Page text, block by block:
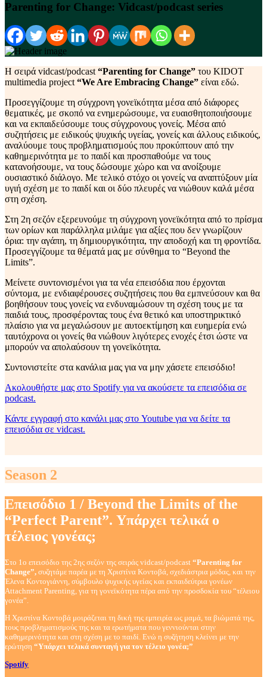
Parenting for Change: Vidcast/podcast series
Η σειρά vidcast/podcast “Parenting for Change” του KIDOT
multimedia project “We Are Embracing Change” είναι εδώ.
Προσεγγίζουμε τη σύγχρονη γονεϊκότητα μέσα από διάφορες
θεματικές, με σκοπό να ενημερώσουμε, να ευαισθητοποιήσουμε
και να εκπαιδεύσουμε τους σύγχρονους γονείς. Μέσα από
συζητήσεις με ειδικούς ψυχικής υγείας, γονείς και άλλους ειδικούς,
αναλύουμε τους προβληματισμούς που προκύπτουν από την
καθημερινότητα με το παιδί και προσπαθούμε να τους
κατανοήσουμε, να τους δώσουμε χώρο και να ανοίξουμε
ουσιαστικό διάλογο. Με τελικό στόχο οι γονείς να αναπτύξουν μία
υγιή σχέση με το παιδί και οι δύο πλευρές να νιώθουν καλά μέσα
στη σχέση.
Στη 2η σεζόν εξερευνούμε τη σύγχρονη γονεϊκότητα από το πρίσμα
των ορίων και παράλληλα μιλάμε για αξίες που δεν γνωρίζουν
όρια: την αγάπη, τη δημιουργικότητα, την αποδοχή και τη φροντίδα.
Προσεγγίζουμε τα θέματά μας με σύνθημα το “Beyond the
Limits”.
Μείνετε συντονισμένοι για τα νέα επεισόδια που έρχονται
σύντομα, με ενδιαφέρουσες συζητήσεις που θα εμπνεύσουν και θα
βοηθήσουν τους γονείς να ενδυναμώσουν τη σχέση τους με τα
παιδιά τους, προσφέροντας τους ένα θετικό και υποστηρικτικό
πλαίσιο για να μεγαλώσουν με αυτοεκτίμηση και ευημερία ενώ
ταυτόχρονα οι γονείς θα νιώθουν λιγότερες ενοχές έτσι ώστε να
μπορούν να απολαύσουν τη γονεϊκότητα.
Συντονιστείτε στα κανάλια μας για να μην χάσετε επεισόδιο!
Ακολουθήστε μας στο Spotify για να ακούσετε τα επεισόδια σε
podcast.
Κάντε εγγραφή στο κανάλι μας στο Youtube για να δείτε τα
επεισόδια σε vidcast.
Season 2
Επεισόδιο 1 / Beyond the Limits of the
“Perfect Parent”. Υπάρχει τελικά ο
τέλειος γονέας;
Στο 1ο επεισόδιο της 2ης σεζόν της σειράς vidcast/podcast “Parenting for
Change”, συζητάμε παρέα με τη Χριστίνα Κοντοβά, σχεδιάστρια μόδας, και την
Έλενα Κοντογιάννη, σύμβουλο ψυχικής υγείας και εκπαιδεύτρια γονέων
Attachment Parenting, για τη γονεϊκότητα πέρα από την προσδοκία του “τέλειου
γονέα”.
Η Χριστίνα Κοντοβά μοιράζεται τη δική της εμπειρία ως μαμά, τα βιώματά της,
τους προβληματισμούς της και τα ερωτήματα που γεννιούνται στην
καθημερινότητα και στη σχέση με το παιδί. Ενώ η συζήτηση κλείνει με την
ερώτηση “Υπάρχει τελικά συνταγή για τον τέλειο γονέα;”
Spotify